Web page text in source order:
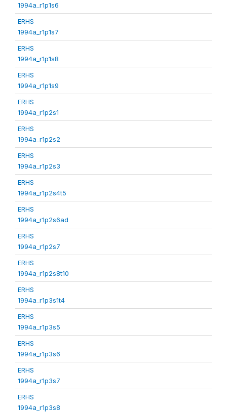
1994a_r1p1s6
ERHS
1994a_r1p1s7
ERHS
1994a_r1p1s8
ERHS
1994a_r1p1s9
ERHS
1994a_r1p2s1
ERHS
1994a_r1p2s2
ERHS
1994a_r1p2s3
ERHS
1994a_r1p2s4t5
ERHS
1994a_r1p2s6ad
ERHS
1994a_r1p2s7
ERHS
1994a_r1p2s8t10
ERHS
1994a_r1p3s1t4
ERHS
1994a_r1p3s5
ERHS
1994a_r1p3s6
ERHS
1994a_r1p3s7
ERHS
1994a_r1p3s8